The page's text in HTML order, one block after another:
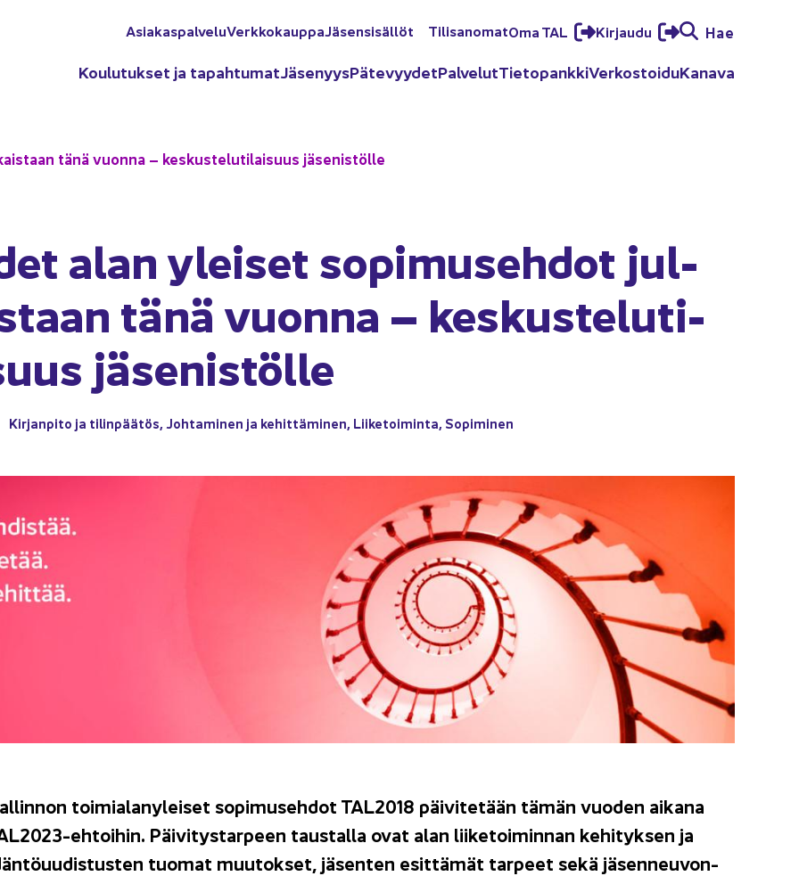
Asia­kas­pal­ve­luVerk­ko­kaup­paJä­sen­si­säl­löt Ti­li­sa­no­matOma TAL Kir­jau­du Hae
Kou­lu­tuk­set ja ta­pah­tu­matJä­se­nyysPä­te­vyy­detPal­ve­lutTie­to­pank­kiVer­kos­toi­duKa­na­va
tänä vuon­na – kes­kus­te­lu­ti­lai­suus jä­se­nis­töl­le
alan ylei­set so­pi­museh­dot jul­
tänä vuon­na – kes­kus­te­lu­ti­
jä­se­nis­töl­le
Kir­jan­pi­to ja ti­lin­pää­tös, Joh­ta­mi­nen ja ke­hit­tä­mi­nen, Lii­ke­toi­min­ta, So­pi­mi­nen
toi­mia­la­ny­lei­set so­pi­museh­dot TAL2018 päi­vi­te­tään tämän vuo­den ai­ka­na
​ehtoihin. Päi­vi­tys­tar­peen taus­tal­la ovat alan lii­ke­toi­min­nan ke­hi­tyk­sen ja
tuo­mat muu­tok­set, jä­sen­ten esit­tä­mät tar­peet sekä jä­sen­neu­von­